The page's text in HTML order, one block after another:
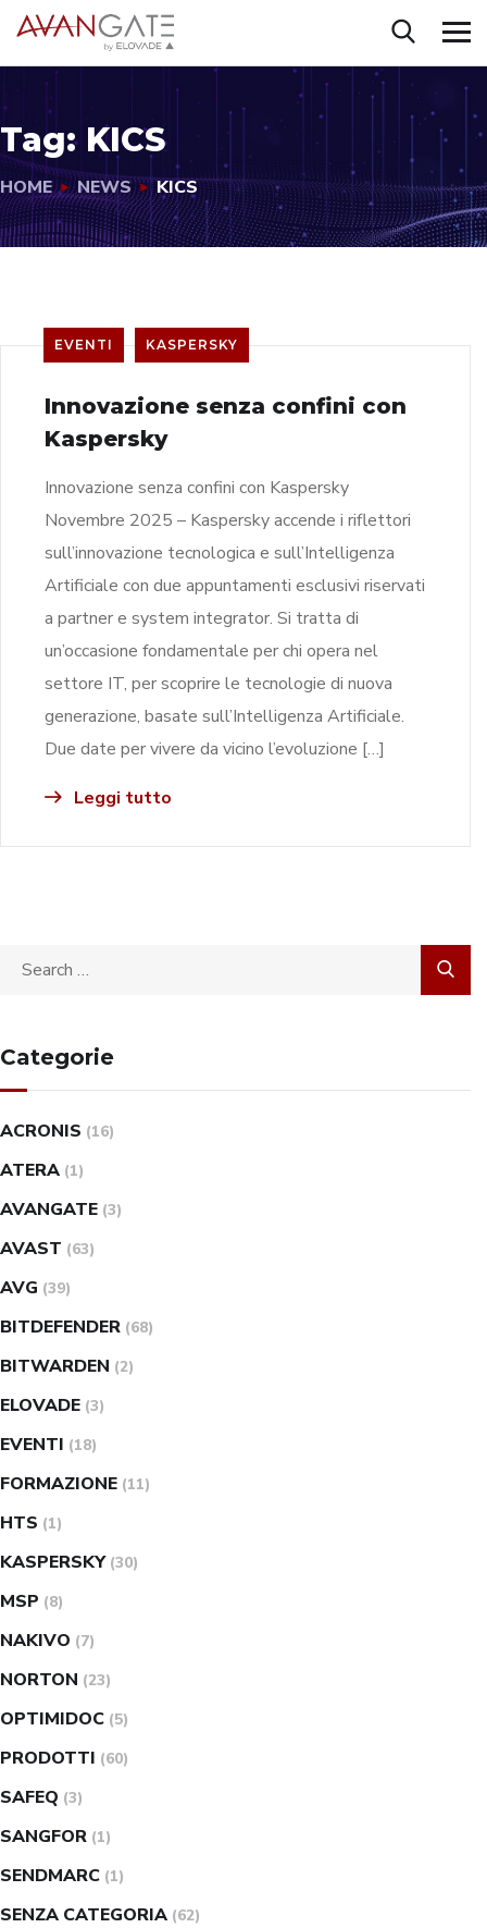
Tag: KICS
HOME NEWS KICS
EVENTI KASPERSKY
Innovazione senza confini con
Kaspersky
Innovazione senza confini con Kaspersky
Novembre 2025 – Kaspersky accende i riflettori
sull’innovazione tecnologica e sull’Intelligenza
Artificiale con due appuntamenti esclusivi riservati
a partner e system integrator. Si tratta di
un’occasione fondamentale per chi opera nel
settore IT, per scoprire le tecnologie di nuova
generazione, basate sull’Intelligenza Artificiale.
Due date per vivere da vicino l’evoluzione […]
Leggi tutto
Categorie
ACRONIS (16)
ATERA (1)
AVANGATE (3)
AVAST (63)
AVG (39)
BITDEFENDER (68)
BITWARDEN (2)
ELOVADE (3)
EVENTI (18)
FORMAZIONE (11)
HTS (1)
KASPERSKY (30)
MSP (8)
NAKIVO (7)
NORTON (23)
OPTIMIDOC (5)
PRODOTTI (60)
SAFEQ (3)
SANGFOR (1)
SENDMARC (1)
SENZA CATEGORIA (62)